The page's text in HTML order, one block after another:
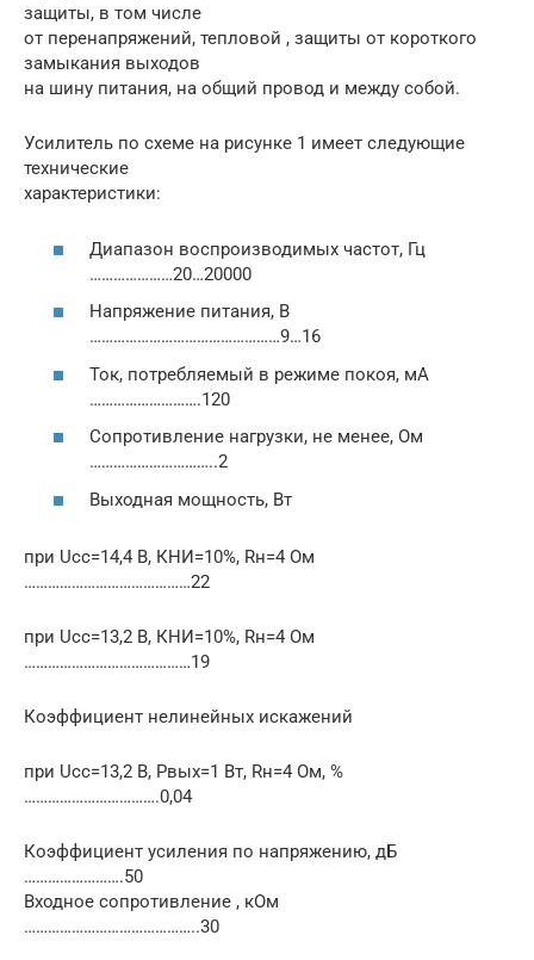
защиты, в том числе
от перенапряжений, тепловой , защиты от короткого
замыкания выходов
на шину питания, на общий провод и между собой.
Усилитель по схеме на рисунке 1 имеет следующие
технические
характеристики:
Диапазон воспроизводимых частот, Гц
…………………20…20000
Напряжение питания, В
…………………………………………9…16
Ток, потребляемый в режиме покоя, мА
……………………….120
Сопротивление нагрузки, не менее, Ом
…………………………..2
Выходная мощность, Вт
при Ucc=14,4 В, КНИ=10%, Rн=4 Ом
……………………………………22
при Ucc=13,2 В, КНИ=10%, Rн=4 Ом
……………………………………19
Коэффициент нелинейных искажений
при Ucc=13,2 В, Рвых=1 Вт, Rн=4 Ом, %
…………………………….0,04
Коэффициент усиления по напряжению, дБ
…………………….50
Входное сопротивление , кОм
……………………………………..30